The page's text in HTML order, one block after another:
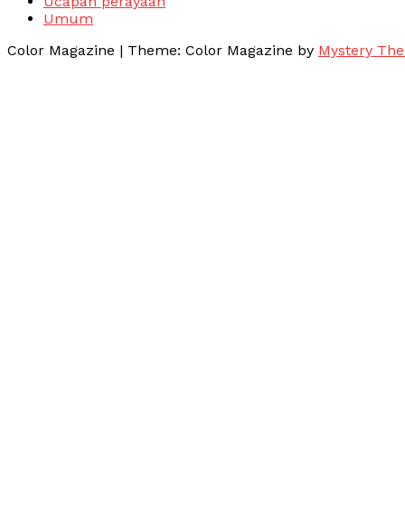
Umum
Color Magazine | Theme: Color Magazine by Mystery